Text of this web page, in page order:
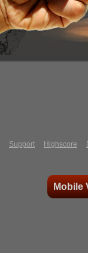
Support Highscore
Mobile